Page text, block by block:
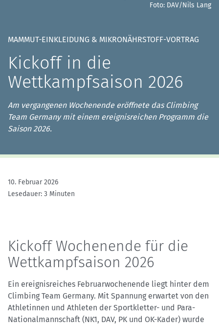
Foto: DAV/Nils Lang
MAMMUT-EINKLEIDUNG & MIKRONÄHRSTOFF-VORTRAG
Kickoff in die
Wettkampfsaison 2026
Am vergangenen Wochenende eröffnete das Climbing
Team Germany mit einem ereignisreichen Programm die
Saison 2026.
10. Februar 2026
Lesedauer: 3 Minuten
Kickoff Wochenende für die
Wettkampfsaison 2026
Ein ereignisreiches Februarwochenende liegt hinter dem
Climbing Team Germany. Mit Spannung erwartet von den
Athletinnen und Athleten der Sportkletter- und Para-
Nationalmannschaft (NK1, DAV, PK und OK-Kader) wurde